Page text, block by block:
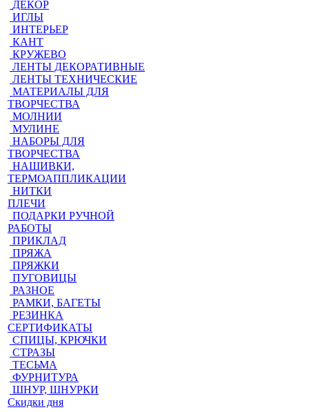
ДЕКОР
ИГЛЫ
ИНТЕРЬЕР
КАНТ
КРУЖЕВО
ЛЕНТЫ ДЕКОРАТИВНЫЕ
ЛЕНТЫ ТЕХНИЧЕСКИЕ
МАТЕРИАЛЫ ДЛЯ
ТВОРЧЕСТВА
МОЛНИИ
МУЛИНЕ
НАБОРЫ ДЛЯ
ТВОРЧЕСТВА
НАШИВКИ,
ТЕРМОАППЛИКАЦИИ
НИТКИ
ПЛЕЧИ
ПОДАРКИ РУЧНОЙ
РАБОТЫ
ПРИКЛАД
ПРЯЖА
ПРЯЖКИ
ПУГОВИЦЫ
РАЗНОЕ
РАМКИ, БАГЕТЫ
РЕЗИНКА
СЕРТИФИКАТЫ
СПИЦЫ, КРЮЧКИ
СТРАЗЫ
ТЕСЬМА
ФУРНИТУРА
ШНУР, ШНУРКИ
Скидки дня